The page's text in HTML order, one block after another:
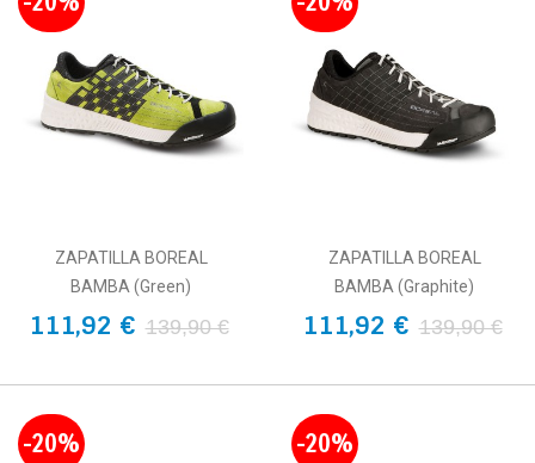
ZAPATILLA BOREAL
BAMBA (Green)
111,92 € 139,90 €
ZAPATILLA BOREAL
BAMBA (Graphite)
111,92 € 139,90 €
-20% -20%